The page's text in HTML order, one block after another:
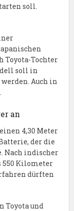
soll.
Toyota-Tochter
soll in
Auch in
an
4,30 Meter
der die
Nach indischer
550 Kilometer
dürften
Toyota und